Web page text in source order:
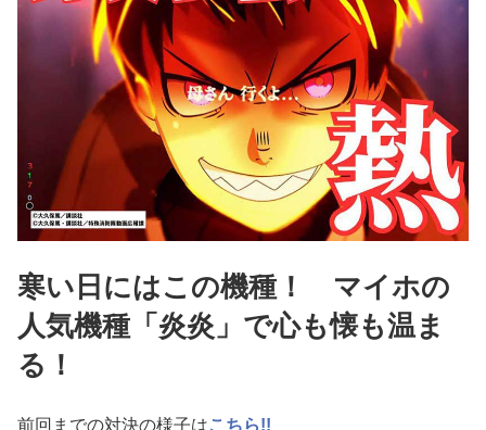
寒い日にはこの機種！ マイホの
人気機種「炎炎」で心も懐も温ま
る！
前回までの対決の様子はこちら!!